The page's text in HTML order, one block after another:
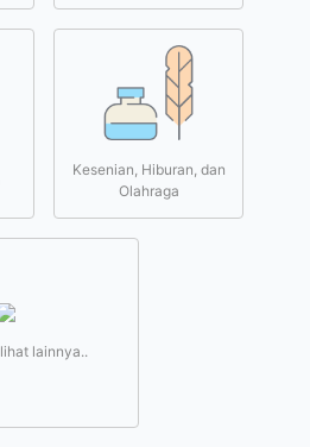
Kesenian, Hiburan, dan
Olahraga
lihat lainnya..